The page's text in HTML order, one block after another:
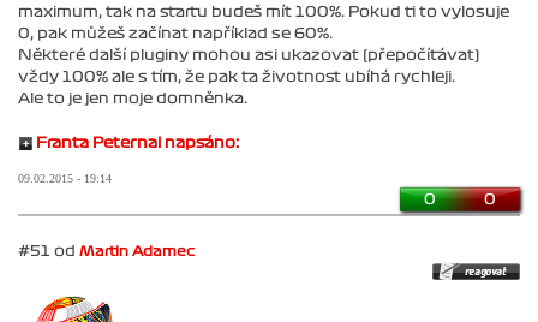
maximum, tak na startu budeš mít 100%. Pokud ti to vylosuje
0, pak můžeš začínat například se 60%.
Některé další pluginy mohou asi ukazovat (přepočítávat)
vždy 100% ale s tím, že pak ta životnost ubíhá rychleji.
Ale to je jen moje domněnka.
Franta Peternai napsáno:
09.02.2015 - 19:14
0 0
#51 od Martin Adamec